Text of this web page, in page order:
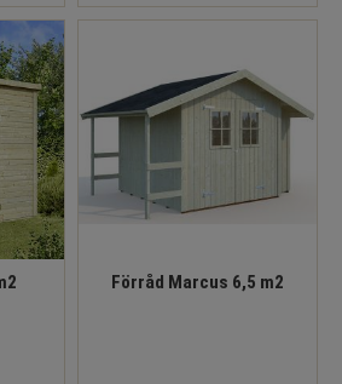
Förråd Marcus 6,5 m2